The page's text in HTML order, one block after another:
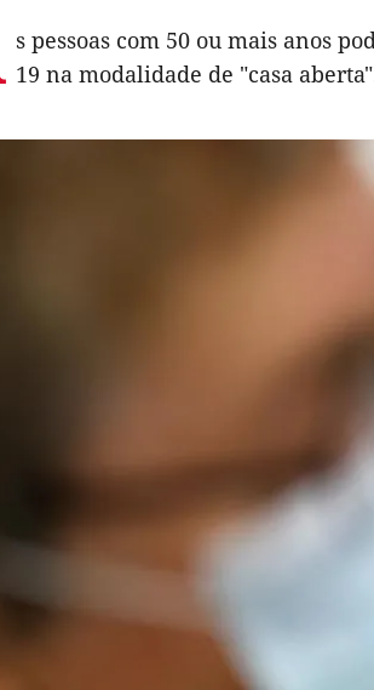
s pessoas com 50 ou mais anos
19 na modalidade de "casa